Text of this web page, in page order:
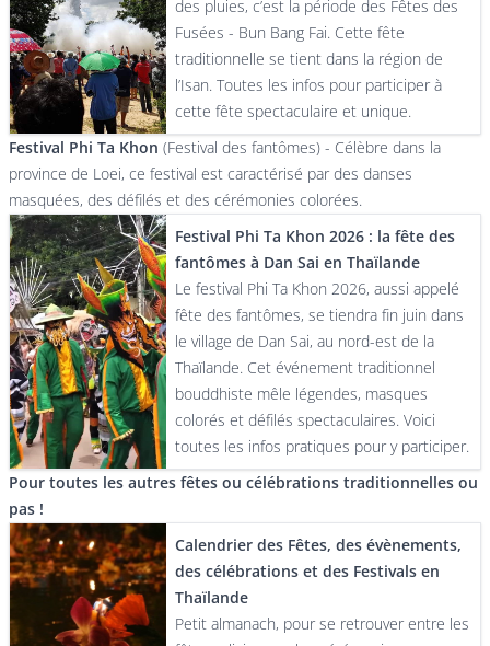
des pluies, c’est la période des Fêtes des
Fusées - Bun Bang Fai. Cette fête
traditionnelle se tient dans la région de
l’Isan. Toutes les infos pour participer à
cette fête spectaculaire et unique.
Festival Phi Ta Khon (Festival des fantômes) - Célèbre dans la
province de Loei, ce festival est caractérisé par des danses
masquées, des défilés et des cérémonies colorées.
Festival Phi Ta Khon 2026 : la fête des
fantômes à Dan Sai en Thaïlande
Le festival Phi Ta Khon 2026, aussi appelé
fête des fantômes, se tiendra fin juin dans
le village de Dan Sai, au nord-est de la
Thaïlande. Cet événement traditionnel
bouddhiste mêle légendes, masques
colorés et défilés spectaculaires. Voici
toutes les infos pratiques pour y participer.
Pour toutes les autres fêtes ou célébrations traditionnelles ou
pas !
Calendrier des Fêtes, des évènements,
des célébrations et des Festivals en
Thaïlande
Petit almanach, pour se retrouver entre les